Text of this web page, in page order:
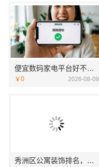
便宜数码家电平台好不好湖北省惠物电子商务有限公司
￥0 2026-08-09
秀洲区公寓装饰排名，嘉兴锦居装饰材料有限公司口碑如何